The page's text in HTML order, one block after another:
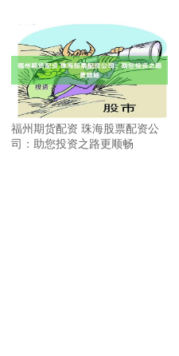
福州期货配资 珠海股票配资公
司：助您投资之路更顺畅